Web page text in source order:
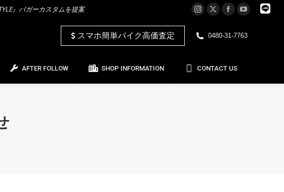
』バガーカスタムを提案
Instagram
opens
new
X
opens
new
Facebook
opens
new
YouTube
opens
スマホ簡単バイク高価査定 0480-31-7763
AFTER FOLLOW SHOP INFORMATION CONTACT US
CONTACT US